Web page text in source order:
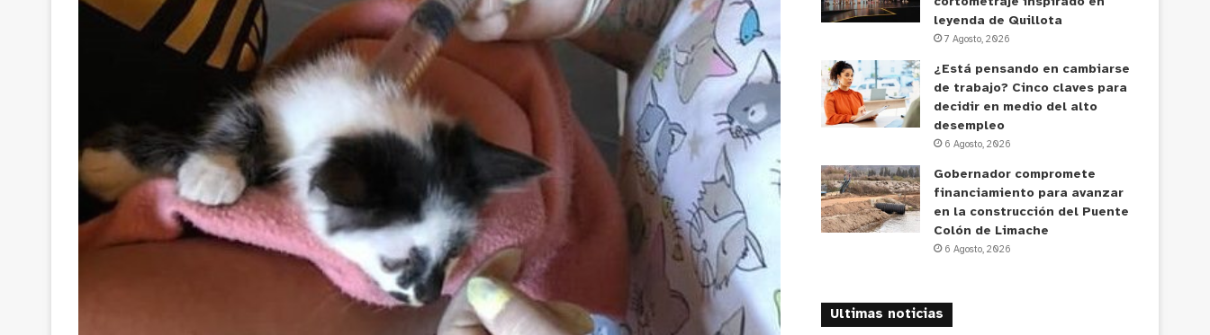
leyenda de Quillota
7 Agosto, 2026
¿Está pensando en cambiarse
de trabajo? Cinco claves para
decidir en medio del alto
desempleo
6 Agosto, 2026
Gobernador compromete
financiamiento para avanzar
en la construcción del Puente
Colón de Limache
6 Agosto, 2026
Ultimas noticias